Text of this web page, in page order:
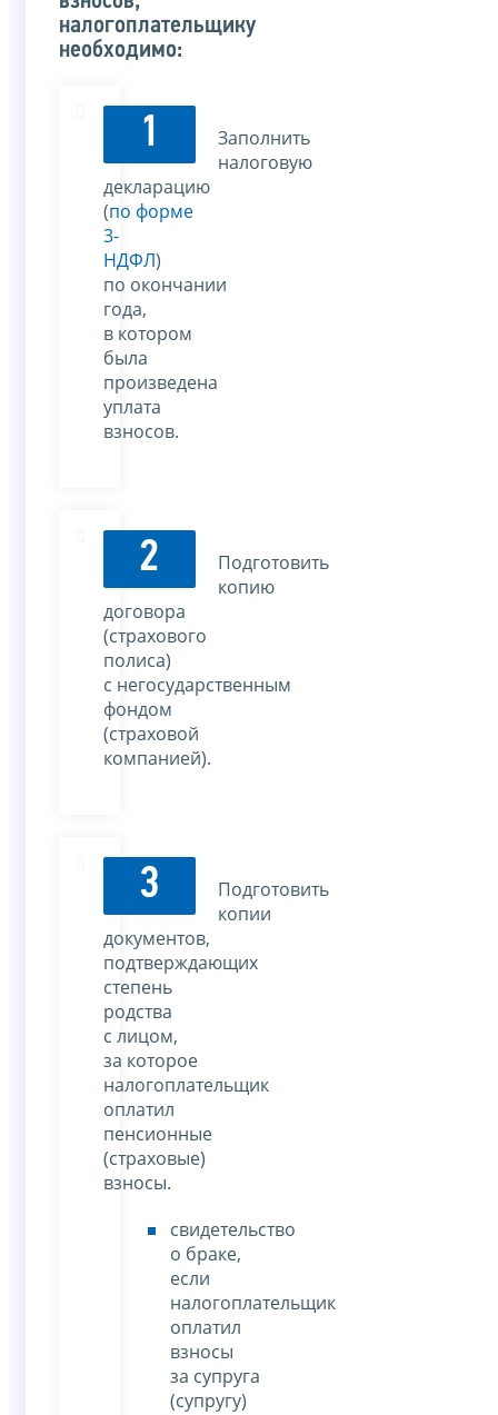
налогоплательщику
необходимо:
1
Заполнить
налоговую
декларацию
(по форме
3-
НДФЛ)
по окончании
года,
в котором
была
произведена
уплата
взносов.
2
Подготовить
копию
договора
(страхового
полиса)
с негосударственным
фондом
(страховой
компанией).
3
Подготовить
копии
документов,
подтверждающих
степень
родства
с лицом,
за которое
налогоплательщик
оплатил
пенсионные
(страховые)
взносы.
свидетельство
о браке,
если
налогоплательщик
оплатил
взносы
за супруга
(супругу)